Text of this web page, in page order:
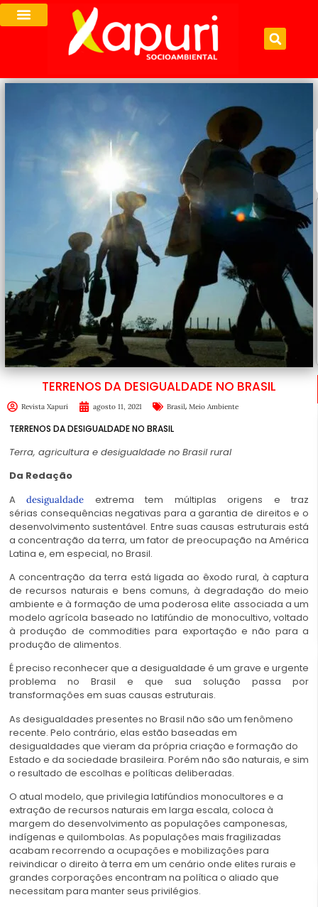
TERRENOS DA DESIGUALDADE NO BRASIL
Revista Xapuri agosto 11, 2021 Brasil, Meio Ambiente
TERRENOS DA DESIGUALDADE NO BRASIL
Terra, agricultura e desigualdade no Brasil rural
Da Redação
Adesigualdade extrema tem múltiplas origens e traz
sérias consequências negativas para a garantia de direitos e o
desenvolvimento sustentável. Entre suas causas estruturais está
a concentração da terra, um fator de preocupação na América
Latina e, em especial, no Brasil.
A concentração da terra está ligada ao êxodo rural, à captura
de recursos naturais e bens comuns, à degradação do meio
ambiente e à formação de uma poderosa elite associada a um
modelo agrícola baseado no latifúndio de monocultivo, voltado
à produção de commodities para exportação e não para a
produção de alimentos.
É preciso reconhecer que a desigualdade é um grave e urgente
problema no Brasil e que sua solução passa por
transformações em suas causas estruturais.
As desigualdades presentes no Brasil não são um fenômeno
recente. Pelo contrário, elas estão baseadas em
desigualdades que vieram da própria criação e formação do
Estado e da sociedade brasileira. Porém não são naturais, e sim
o resultado de escolhas e políticas deliberadas.
O atual modelo, que privilegia latifúndios monocultores e a
extração de recursos naturais em larga escala, coloca à
margem do desenvolvimento as populações camponesas,
indígenas e quilombolas. As populações mais fragilizadas
acabam recorrendo a ocupações e mobilizações para
reivindicar o direito à terra em um cenário onde elites rurais e
grandes corporações encontram na política o aliado que
necessitam para manter seus privilégios.